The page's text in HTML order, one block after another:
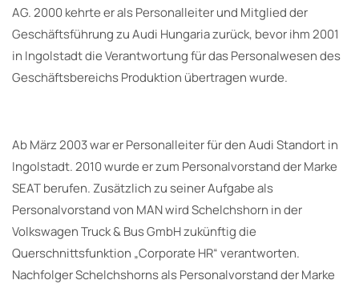
AG. 2000 kehrte er als Personalleiter und Mitglied der
Geschäftsführung zu Audi Hungaria zurück, bevor ihm 2001
in Ingolstadt die Verantwortung für das Personalwesen des
Geschäftsbereichs Produktion übertragen wurde.
Ab März 2003 war er Personalleiter für den Audi Standort in
Ingolstadt. 2010 wurde er zum Personalvorstand der Marke
SEAT berufen. Zusätzlich zu seiner Aufgabe als
Personalvorstand von MAN wird Schelchshorn in der
Volkswagen Truck & Bus GmbH zukünftig die
Querschnittsfunktion „Corporate HR“ verantworten.
Nachfolger Schelchshorns als Personalvorstand der Marke